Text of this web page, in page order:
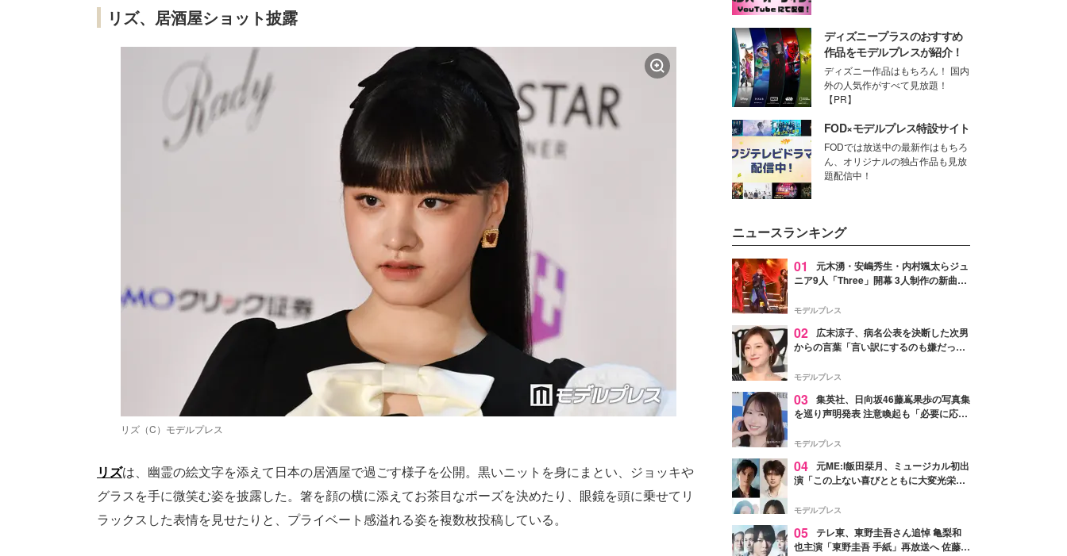
リズ、居酒屋ショット披露
リズ（C）モデルプレス
リズは、幽霊の絵文字を添えて日本の居酒屋で過ごす様子を公開。黒いニットを身にまとい、ジョッキや
グラスを手に微笑む姿を披露した。箸を顔の横に添えてお茶目なポーズを決めたり、眼鏡を頭に乗せてリ
ラックスした表情を見せたりと、プライベート感溢れる姿を複数枚投稿している。
ディズニープラスのおすすめ
作品をモデルプレスが紹介！
ディズニー作品はもちろん！ 国内
外の人気作がすべて見放題！
【PR】
FOD×モデルプレス特設サイト
FODでは放送中の最新作はもちろ
ん、オリジナルの独占作品も見放
題配信中！
ニュースランキング
01
元木湧・安嶋秀生・内村颯太らジュ
ニア9人「Three」開幕 3人制作の新曲＆
進んで夢を掴みたい」【ゲネプロレポ】
モデルプレス
02
広末涼子、病名公表を決断した次男
からの言葉「言い訳にするのも嫌だっ
モデルプレス
03 集英社、日向坂46藤嶌果歩の写真集
を巡り声明発表 注意喚起も「必要に応じ
モデルプレス
04 元ME:I飯田栞月、ミュージカル初出
演「この上ない喜びとともに大変光栄」
ャスト発表
モデルプレス
05 テレ東、東野圭吾さん追悼 亀梨和
也主演「東野圭吾 手紙」再放送へ 佐藤隆